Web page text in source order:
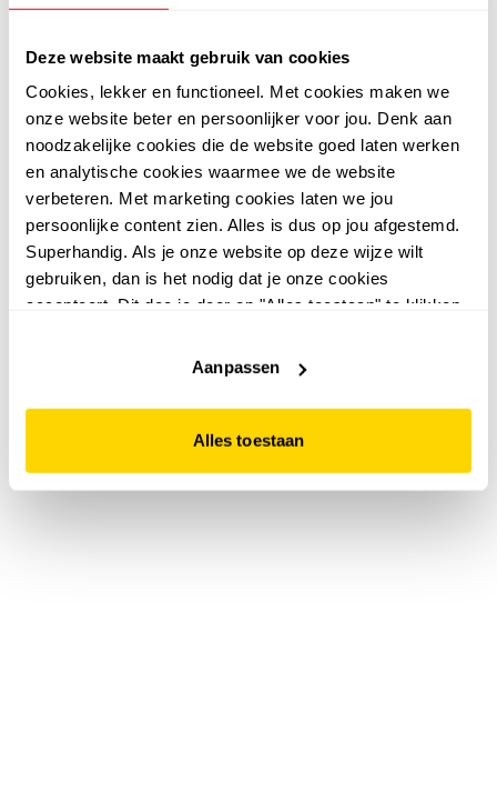
Deze website maakt gebruik van cookies
Cookies, lekker en functioneel. Met cookies maken we
onze website beter en persoonlijker voor jou. Denk aan
noodzakelijke cookies die de website goed laten werken
en analytische cookies waarmee we de website
verbeteren. Met marketing cookies laten we jou
persoonlijke content zien. Alles is dus op jou afgestemd.
Superhandig. Als je onze website op deze wijze wilt
gebruiken, dan is het nodig dat je onze cookies
accepteert. Dit doe je door op "Alles toestaan" te klikken.
website niet optimaal functioneert.
Aanpassen
Alles toestaan